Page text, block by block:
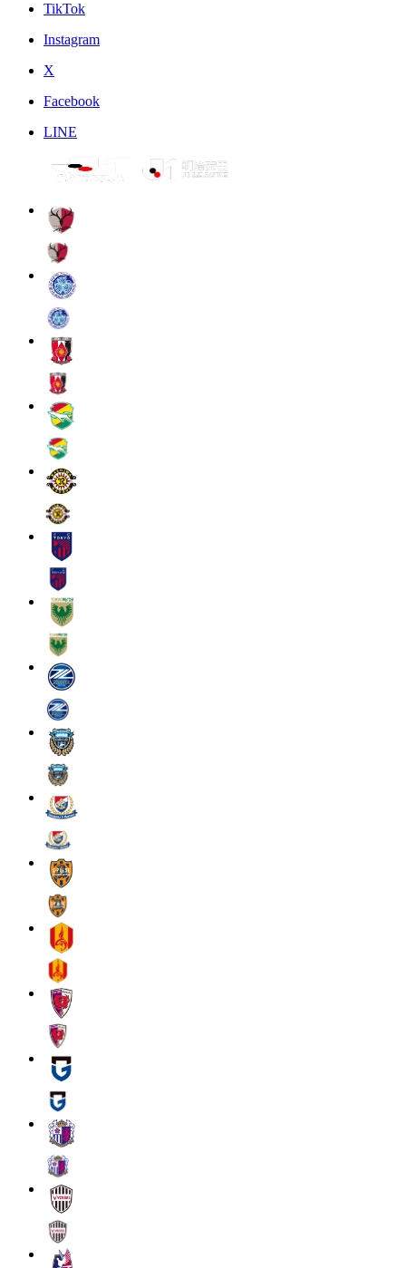
TikTok
Instagram
X
Facebook
LINE